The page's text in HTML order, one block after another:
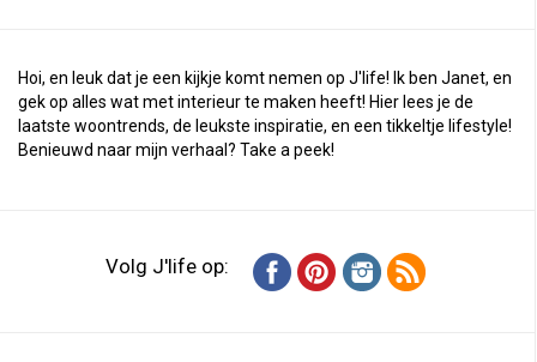
Hoi, en leuk dat je een kijkje komt nemen op J'life! Ik ben Janet, en
gek op alles wat met interieur te maken heeft! Hier lees je de
laatste woontrends, de leukste inspiratie, en een tikkeltje lifestyle!
Benieuwd naar mijn verhaal? Take a peek!
Volg J'life op: